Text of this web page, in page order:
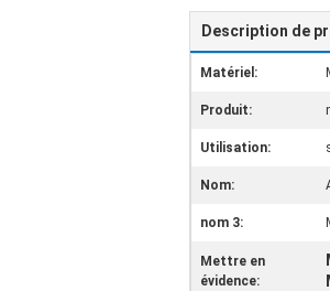
Description de
Matériel:
Produit:
Utilisation:
Nom:
nom 3:
Mettre en
évidence: